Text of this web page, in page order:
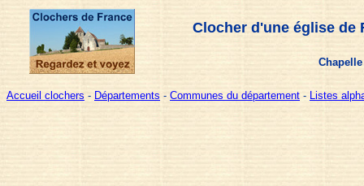
Clocher d'une église de
Accueil clochers - Départements - Communes du département - Listes